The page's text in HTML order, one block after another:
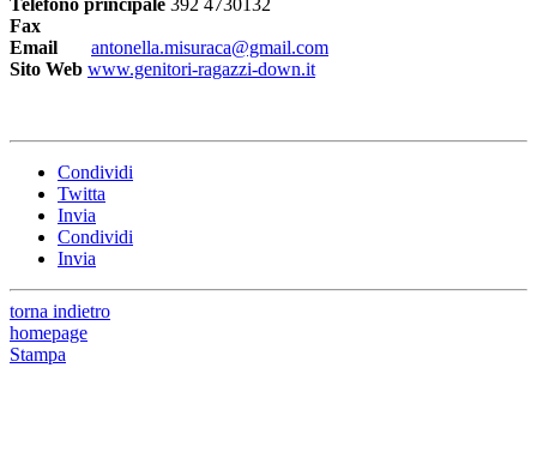
Fax
Email
antonella.misuraca@gmail.com
Sito Web www.genitori-ragazzi-down.it
Condividi
Twitta
Invia
Condividi
Invia
torna indietro
homepage
Stampa